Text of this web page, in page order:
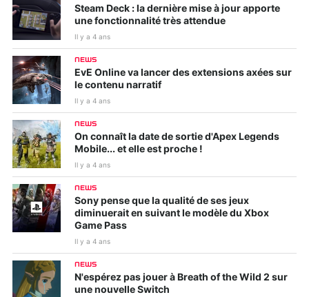
Steam Deck : la dernière mise à jour apporte
une fonctionnalité très attendue
Il y a 4 ans
NEWS
EvE Online va lancer des extensions axées sur
le contenu narratif
Il y a 4 ans
NEWS
On connaît la date de sortie d'Apex Legends
Mobile... et elle est proche !
Il y a 4 ans
NEWS
Sony pense que la qualité de ses jeux
diminuerait en suivant le modèle du Xbox
Game Pass
Il y a 4 ans
NEWS
N'espérez pas jouer à Breath of the Wild 2 sur
une nouvelle Switch